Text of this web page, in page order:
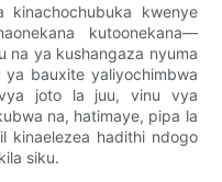
kwenye
kutoonekana—
na ya kushangaza nyuma
ya bauxite yaliyochimbwa
joto la juu, vinu vya
na, hatimaye, pipa la
kinaelezea hadithi ndogo
siku.